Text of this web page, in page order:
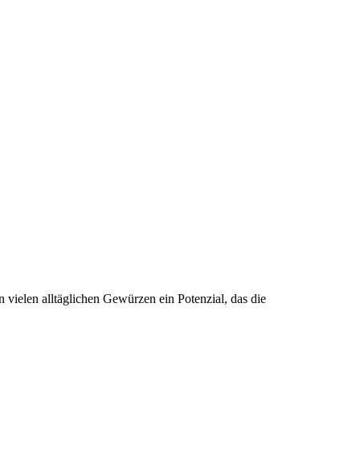
alltäglichen Gewürzen ein Potenzial, das die